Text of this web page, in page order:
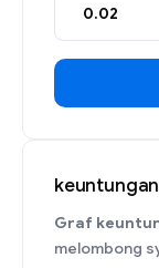
Graf
melombong